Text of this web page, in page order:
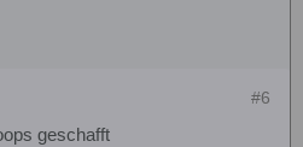
#6
geschafft